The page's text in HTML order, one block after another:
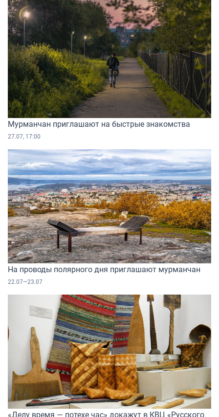
Мурманчан приглашают на быстрые знакомства
27.07, 17:00
На проводы полярного дня приглашают мурманчан
22.07—23.07
«Делу время — потехе час» докажут в КВЦ «Русского